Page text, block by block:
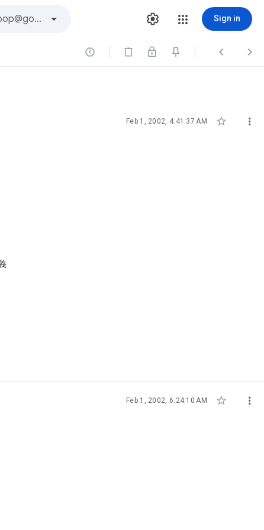
Sign in
  
Feb 1, 2002, 4:41:37 AM  
Feb 1, 2002, 6:24:10 AM  